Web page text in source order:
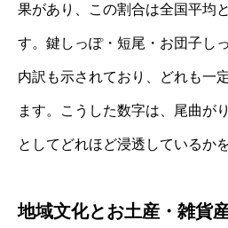
果があり、この割合は全国平均
す。鍵しっぽ・短尾・お団子し
内訳も示されており、どれも一
ます。こうした数字は、尾曲が
としてどれほど浸透しているか
地域文化とお土産・雑貨